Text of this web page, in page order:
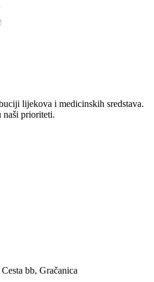
lijekova i medicinskih sredstava.
naši prioriteti.
bb, Gračanica